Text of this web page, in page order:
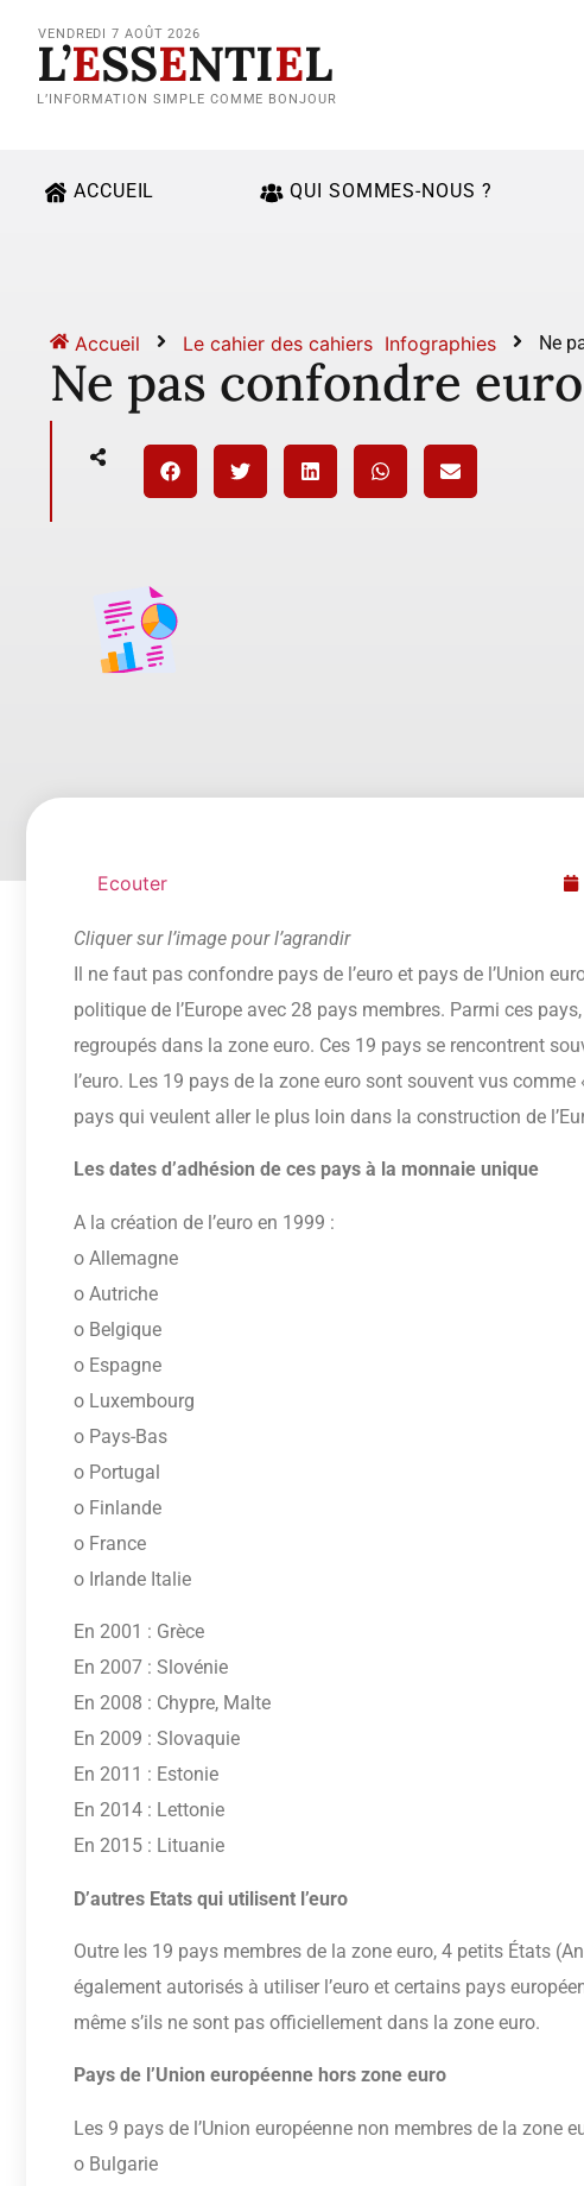
VENDREDI 7 AOÛT 2026
L’ESSENTIEL
L’INFORMATION SIMPLE COMME BONJOUR
ACCUEIL QUI SOMMES-NOUS ?
Accueil Le cahier des cahiers Infographies Ne
Ne pas confondre
Ecouter
Cliquer sur l’image pour l’agrandir
Il ne faut pas confondre pays de l’euro et pays de l’Union
politique de l’Europe avec 28 pays membres. Parmi ces
regroupés dans la zone euro. Ces 19 pays se rencontrent
l’euro. Les 19 pays de la zone euro sont souvent vus
pays qui veulent aller le plus loin dans la construction de
Les dates d’adhésion de ces pays à la monnaie unique
A la création de l’euro en 1999 :
o Allemagne
o Autriche
o Belgique
o Espagne
o Luxembourg
o Pays-Bas
o Portugal
o Finlande
o France
o Irlande Italie
En 2001 : Grèce
En 2007 : Slovénie
En 2008 : Chypre, Malte
En 2009 : Slovaquie
En 2011 : Estonie
En 2014 : Lettonie
En 2015 : Lituanie
D’autres Etats qui utilisent l’euro
Outre les 19 pays membres de la zone euro, 4 petits États
également autorisés à utiliser l’euro et certains pays
même s’ils ne sont pas officiellement dans la zone euro.
Pays de l’Union européenne hors zone euro
Les 9 pays de l’Union européenne non membres de la zone
o Bulgarie